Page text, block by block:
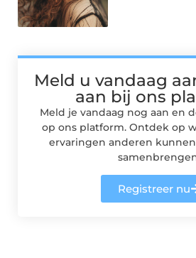
Meld u vandaag
aan bij ons
Meld je vandaag nog aan en
op ons platform. Ontdek op
ervaringen anderen
Registreer nu